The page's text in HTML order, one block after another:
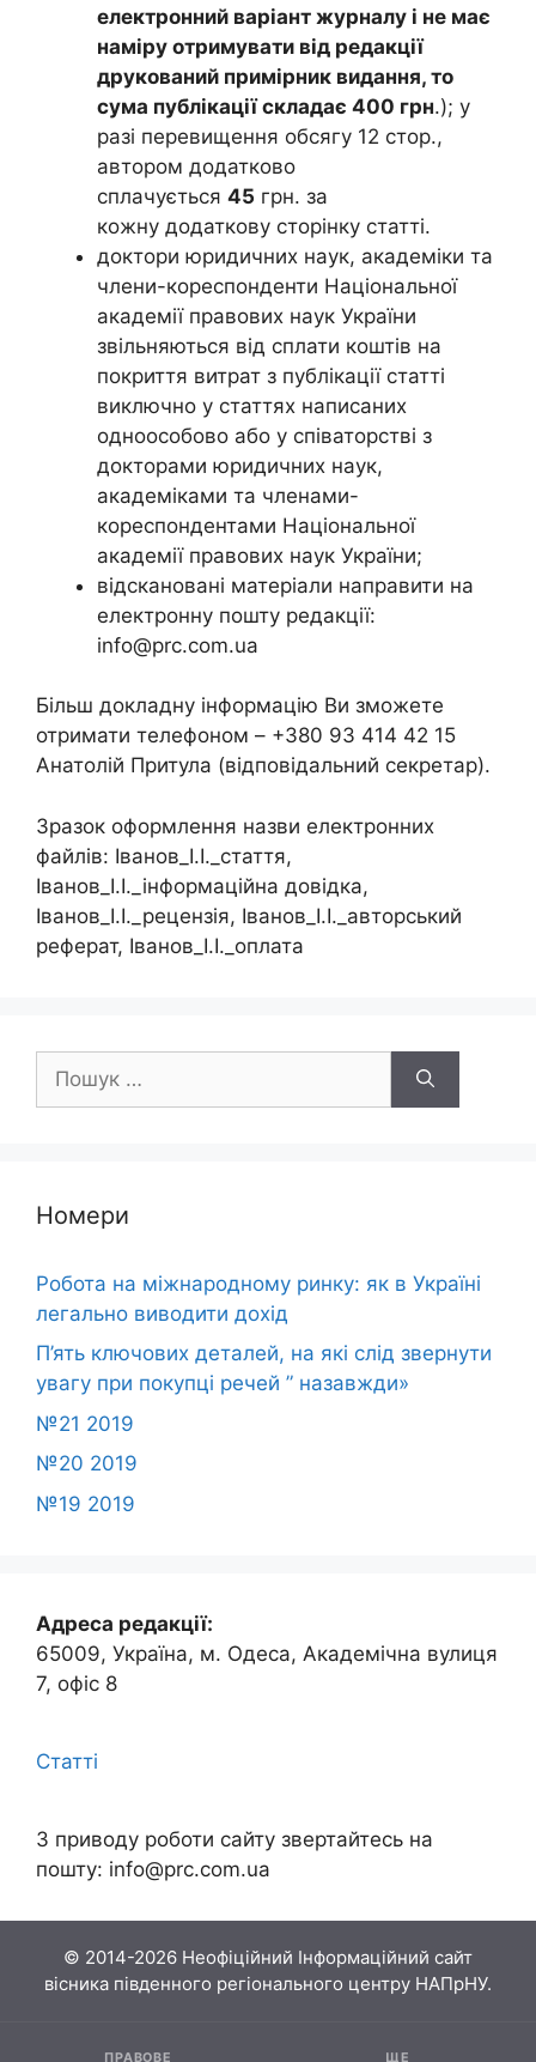
електронний варіант журналу і не має
наміру отримувати від редакції
друкований примірник видання, то
сума публікації складає 400 грн.); у
разі перевищення обсягу 12 стор.,
автором додатково
сплачується 45 грн. за
кожну додаткову сторінку статті.
доктори юридичних наук, академіки та
члени-кореспонденти Національної
академії правових наук України
звільняються від сплати коштів на
покриття витрат з публікації статті
виключно у статтях написаних
одноособово або у співаторстві з
докторами юридичних наук,
академіками та членами-
кореспондентами Національної
академії правових наук України;
відскановані матеріали направити на
електронну пошту редакції:
info@prc.com.ua
Більш докладну інформацію Ви зможете
отримати телефоном – +380 93 414 42 15
Анатолій Притула (відповідальний секретар).
Зразок оформлення назви електронних
файлів: Іванов_І.І._стаття,
Іванов_І.І._інформаційна довідка,
Іванов_І.І._рецензія, Іванов_І.І._авторський
реферат, Іванов_І.І._оплата
Номери
Робота на міжнародному ринку: як в Україні
легально виводити дохід
П’ять ключових деталей, на які слід звернути
увагу при покупці речей ” назавжди»
№21 2019
№20 2019
№19 2019
Адреса редакції:
65009, Україна, м. Одеса, Академічна вулиця
7, офіс 8
Статті
З приводу роботи сайту звертайтесь на
пошту: info@prc.com.ua
© 2014-2026 Неофіційний Інформаційний сайт
вісника південного регіонального центру НАПрНУ.
ПРАВОВЕ ЩЕ